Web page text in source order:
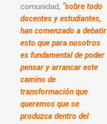
comunidad, “sobre todo
docentes y estudiantes,
han comenzado a debatir
esto que para nosotros
es fundamental de poder
pensar y arrancar este
camino de
transformación que
queremos que se
produzca dentro del